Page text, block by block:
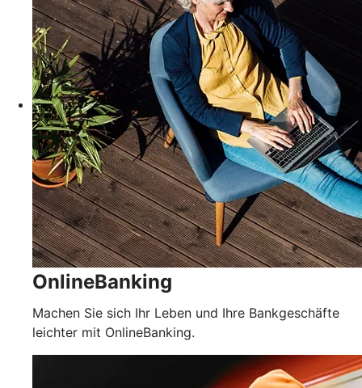
OnlineBanking
Machen Sie sich Ihr Leben und Ihre Bankgeschäfte
leichter mit OnlineBanking.